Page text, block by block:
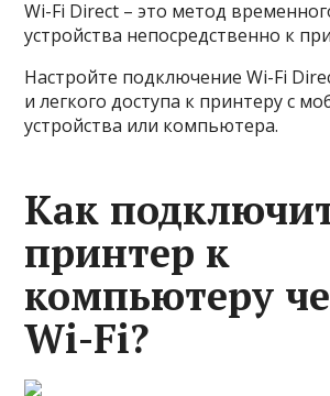
Wi-Fi Direct – это метод
устройства непосредственно к
Настройте подключение Wi-Fi
и легкого доступа к принтеру с
устройства или компьютера.
Как
принтер к
компьютеру
Wi-Fi?